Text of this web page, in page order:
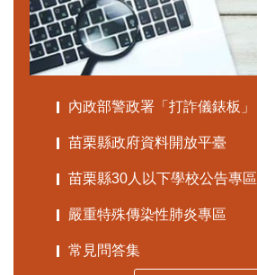
內政部警政署「打詐儀錶板」
苗栗縣政府資料開放平臺
苗栗縣30人以下學校公告專區
嚴重特殊傳染性肺炎專區
常見問答集